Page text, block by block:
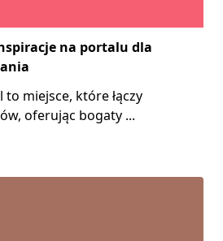
na portalu dla
miejsce, które łączy
oferując bogaty ...